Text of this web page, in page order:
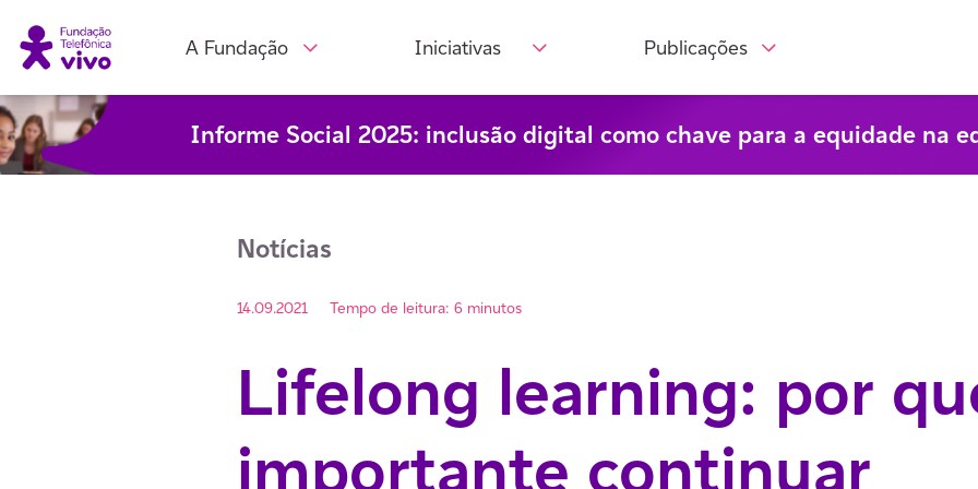
Informe Social 2025: inclusão digital como chave para a equidade na
A Fundação Iniciativas Publicações
Notícias
14.09.2021 Tempo de leitura: 6 minutos
Lifelong learning: por
importante continuar